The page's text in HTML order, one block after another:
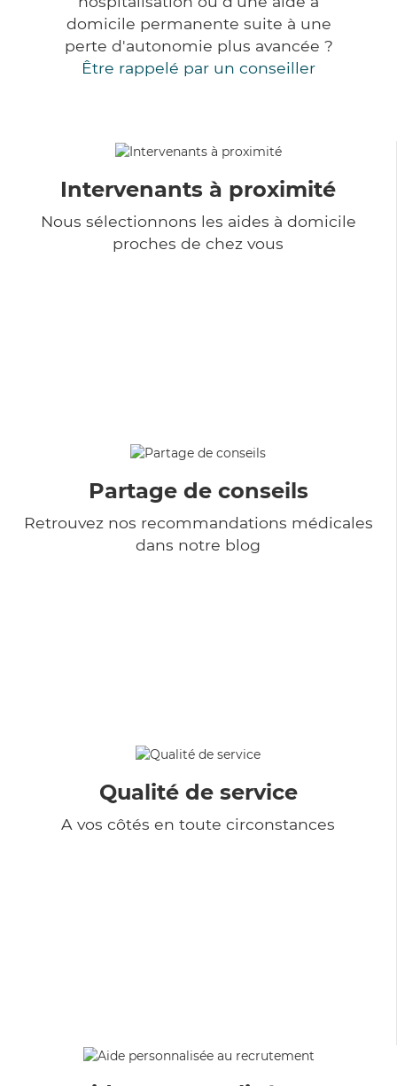
domicile permanente suite à une
perte d'autonomie plus avancée ?
Être rappelé par un conseiller
Intervenants à proximité
Nous sélectionnons les aides à domicile
proches de chez vous
Partage de conseils
Retrouvez nos recommandations médicales
dans notre blog
Qualité de service
A vos côtés en toute circonstances